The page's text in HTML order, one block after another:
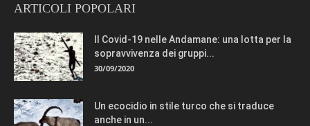
ARTICOLI POPOLARI
Il Covid-19 nelle Andamane: una lotta per la
sopravvivenza dei gruppi...
30/09/2020
Un ecocidio in stile turco che si traduce
anche in un...